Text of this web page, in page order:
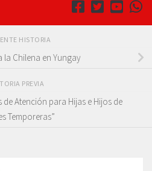
HISTORIA
la Chilena en Yungay
PREVIA
de Atención para Hijas e Hijos de
Temporeras”